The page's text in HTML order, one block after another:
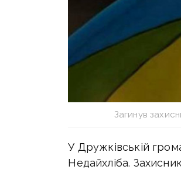
Загинув
У Дружківській
Недайхліба.